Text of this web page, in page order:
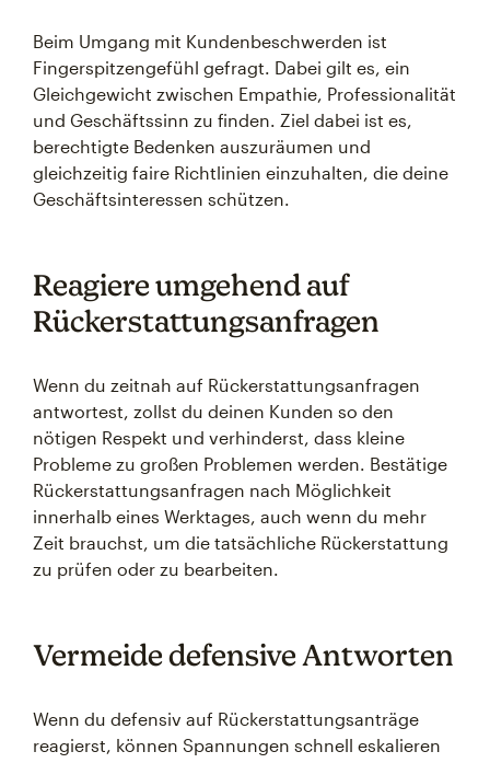
Beim Umgang mit Kundenbeschwerden ist
Fingerspitzengefühl gefragt. Dabei gilt es, ein
Gleichgewicht zwischen Empathie, Professionalität
und Geschäftssinn zu finden. Ziel dabei ist es,
berechtigte Bedenken auszuräumen und
gleichzeitig faire Richtlinien einzuhalten, die deine
Geschäftsinteressen schützen.
Reagiere umgehend auf
Rückerstattungsanfragen
Wenn du zeitnah auf Rückerstattungsanfragen
antwortest, zollst du deinen Kunden so den
nötigen Respekt und verhinderst, dass kleine
Probleme zu großen Problemen werden. Bestätige
Rückerstattungsanfragen nach Möglichkeit
innerhalb eines Werktages, auch wenn du mehr
Zeit brauchst, um die tatsächliche Rückerstattung
zu prüfen oder zu bearbeiten.
Vermeide defensive Antworten
Wenn du defensiv auf Rückerstattungsanträge
reagierst, können Spannungen schnell eskalieren